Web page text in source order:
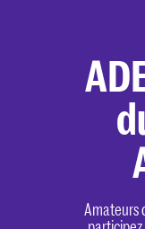
Amateurs